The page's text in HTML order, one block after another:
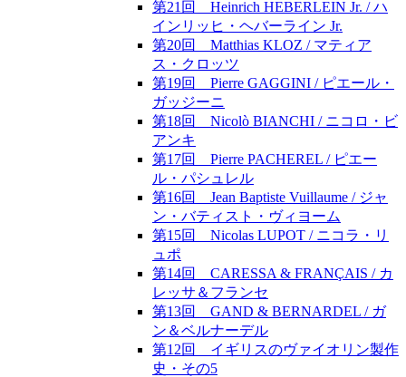
第21回 Heinrich HEBERLEIN Jr. / ハ
インリッヒ・ヘバーライン Jr.
第20回 Matthias KLOZ / マティア
ス・クロッツ
第19回 Pierre GAGGINI / ピエール・
ガッジーニ
第18回 Nicolò BIANCHI / ニコロ・ビ
アンキ
第17回 Pierre PACHEREL / ピエー
ル・パシュレル
第16回 Jean Baptiste Vuillaume / ジャ
ン・バティスト・ヴィヨーム
第15回 Nicolas LUPOT / ニコラ・リ
ュポ
第14回 CARESSA & FRANÇAIS / カ
レッサ＆フランセ
第13回 GAND & BERNARDEL / ガ
ン＆ベルナーデル
第12回 イギリスのヴァイオリン製作
史・その5